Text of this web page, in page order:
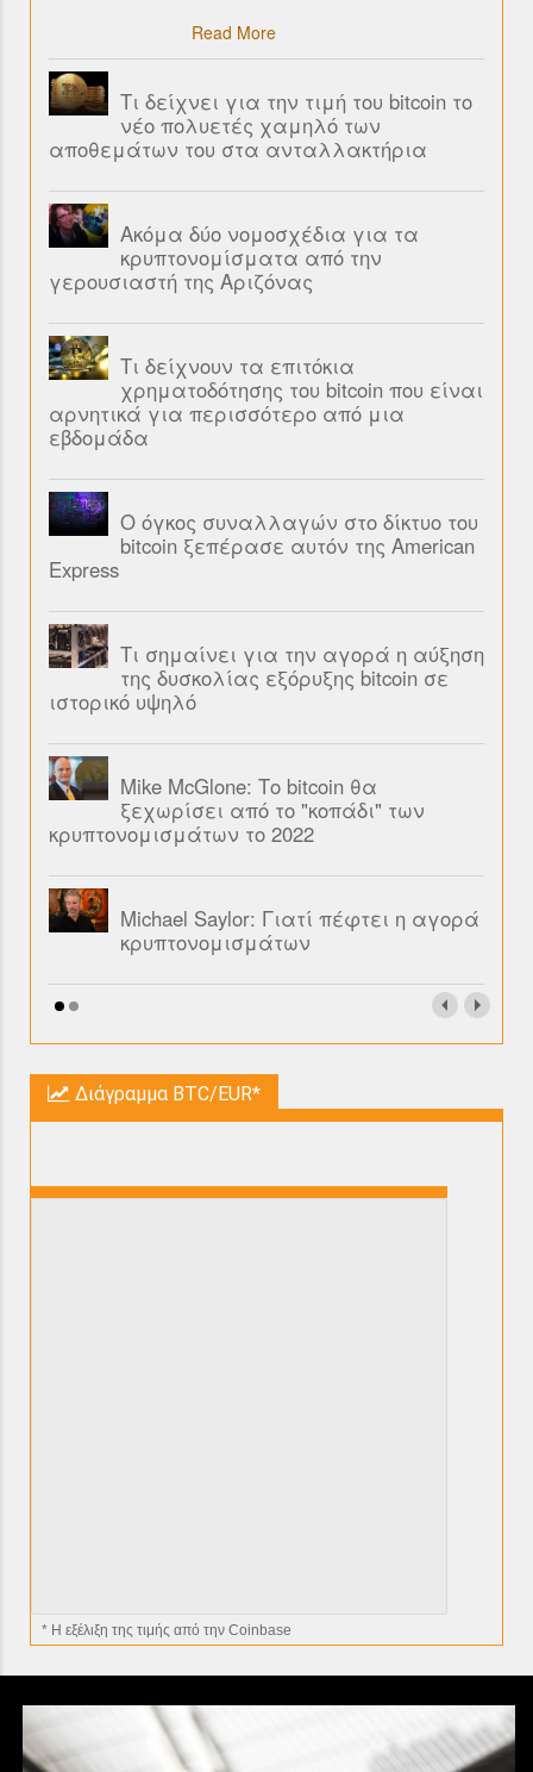
Read More
Τι δείχνει για την τιμή του bitcoin το
νέο πολυετές χαμηλό των
αποθεμάτων του στα ανταλλακτήρια
Ακόμα δύο νομοσχέδια για τα
κρυπτονομίσματα από την
γερουσιαστή της Αριζόνας
Τι δείχνουν τα επιτόκια
χρηματοδότησης του bitcoin που είναι
αρνητικά για περισσότερο από μια
εβδομάδα
Ο όγκος συναλλαγών στο δίκτυο του
bitcoin ξεπέρασε αυτόν της American
Express
Τι σημαίνει για την αγορά η αύξηση
της δυσκολίας εξόρυξης bitcoin σε
ιστορικό υψηλό
Mike McGlone: Το bitcoin θα
ξεχωρίσει από το "κοπάδι" των
κρυπτονομισμάτων το 2022
Michael Saylor: Γιατί πέφτει η αγορά
κρυπτονομισμάτων
Διάγραμμα BTC/EUR*
* H εξέλιξη της τιμής από την Coinbase